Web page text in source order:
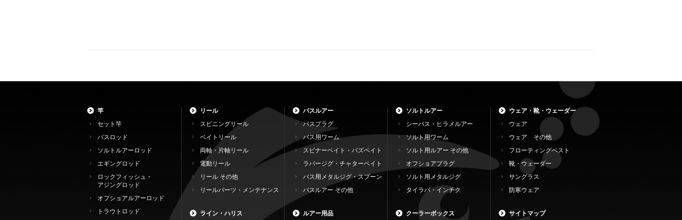
竿
セット竿
バスロッド
ソルトルアーロッド
エギングロッド
ロックフィッシュ・
アジングロッド
オフショアルアーロッド
トラウトロッド
リール
スピニングリール
ベイトリール
両軸・片軸リール
電動リール
リール その他
リールパーツ・メンテナンス
ライン・ハリス
バスルアー
バスプラグ
バス用ワーム
スピナーベイト・バズベイト
ラバージグ・チャターベイト
バス用メタルジグ・スプーン
バスルアー その他
ルアー用品
ソルトルアー
シーバス・ヒラメルアー
ソルト用ワーム
ソルト用ルアー その他
オフショアプラグ
ソルト用メタルジグ
タイラバ・インチク
クーラーボックス
ウェア・靴・ウェーダー
ウェア
ウェア その他
フローティングベスト
靴・ウェーダー
サングラス
防寒ウェア
サイトマップ